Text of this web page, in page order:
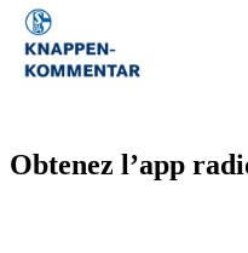
Obtenez l’app